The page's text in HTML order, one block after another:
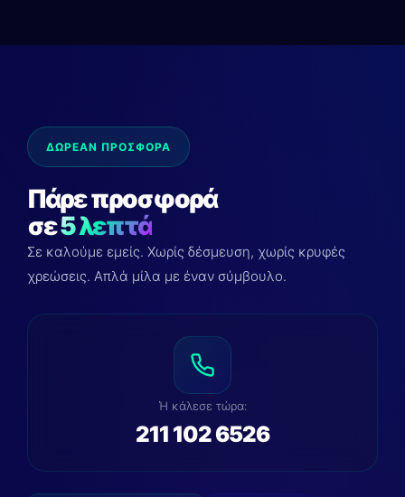
ΔΩΡΕΑΝ ΠΡΟΣΦΟΡΑ
Πάρε προσφορά
σε5 λεπτά
Σε καλούμε εμείς. Χωρίς δέσμευση, χωρίς κρυφές
χρεώσεις. Απλά μίλα με έναν σύμβουλο.
Ή κάλεσε τώρα:
211 102 6526